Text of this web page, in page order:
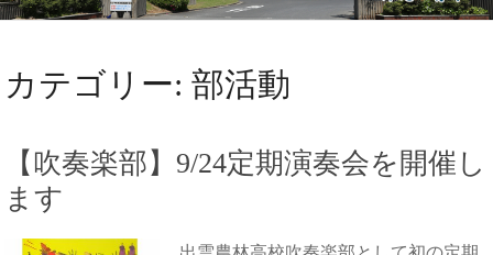
カテゴリー:部活動
【吹奏楽部】9/24定期演奏会を開催し
ます